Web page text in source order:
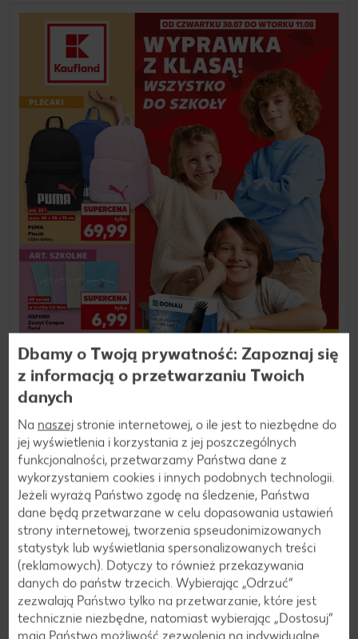
30.07.2026 - 11.08.2026
Kaufland
Zobacz gazetkę
Dbamy o Twoją prywatność: Zapoznaj się
z informacją o przetwarzaniu Twoich
danych
Na naszej stronie internetowej, o ile jest to niezbędne do
jej wyświetlenia i korzystania z jej poszczególnych
funkcjonalności, przetwarzamy Państwa dane z
wykorzystaniem cookies i innych podobnych technologii.
Jeżeli wyrażą Państwo zgodę na śledzenie, Państwa
dane będą przetwarzane w celu dopasowania ustawień
strony internetowej, tworzenia spseudonimizowanych
statystyk lub wyświetlania spersonalizowanych treści
(reklamowych). Dotyczy to również przekazywania
danych do państw trzecich. Wybierając „Odrzuć“
zezwalają Państwo tylko na przetwarzanie, które jest
technicznie niezbędne, natomiast wybierając „Dostosuj”
mają Państwo możliwość zezwolenia na indywidualne